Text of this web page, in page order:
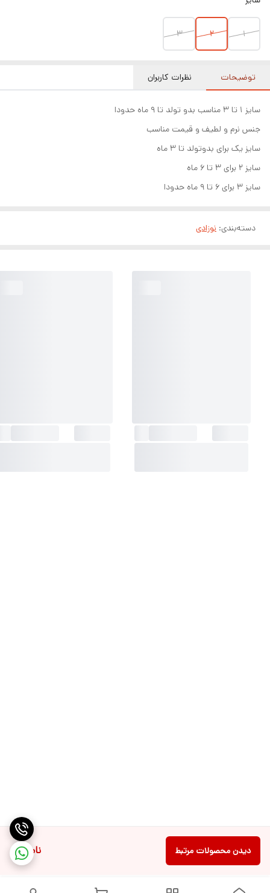
1
2
3
ناموجود دیدن محصولات مرتبط
توضیحات نظرات کاربران
سایز ۱ تا ۳ مناسب بدو تولد تا ۹ ماه حدودا
جنس نرم و لطیف و قیمت مناسب
سایز یک برای بدوتولد تا ۳ ماه
سایز ۲ برای ۳ تا ۶ ماه
سایز ۳ برای ۶ تا ۹ ماه حدودا
دسته‌بندی: نوزادی